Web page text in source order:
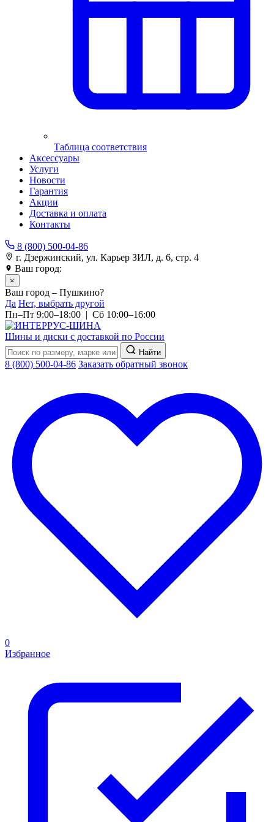
Таблица соответствия
Аксессуары
Услуги
Новости
Гарантия
Акции
Доставка и оплата
Контакты
8 (800) 500-04-86
г. Дзержинский, ул. Карьер ЗИЛ, д. 6, стр. 4
Ваш город:
×
Ваш город – Пушкино?
Да Нет, выбрать другой
Пн–Пт 9:00–18:00 | Сб 10:00–16:00
Шины и диски с доставкой по России
Найти
8 (800) 500-04-86 Заказать обратный звонок
0
Избранное